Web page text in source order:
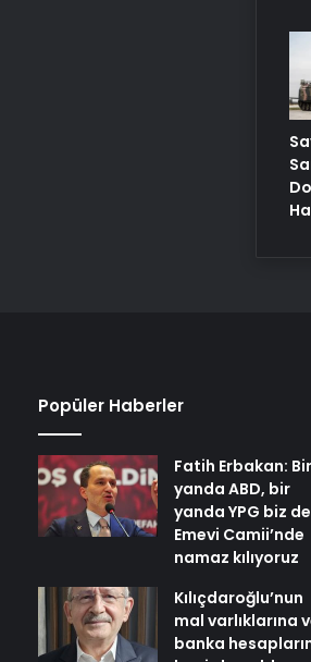
Popüler Haberler
Fatih Erbakan: Bir
yanda ABD, bir
yanda YPG biz de
Emevi Camii’nde
namaz kılıyoruz
Kılıçdaroğlu’nun
mal varlıklarına
banka